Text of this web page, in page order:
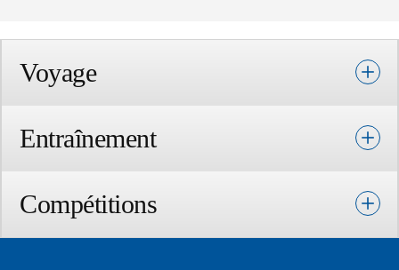
Voyage
Entraînement
Compétitions